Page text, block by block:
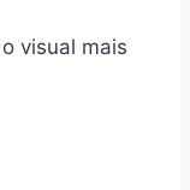
visual mais